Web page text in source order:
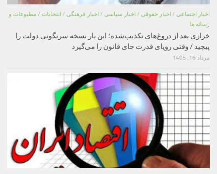
اخبار اجتماعی / اخبار حقوقی / اخبار سیاسی / اخبار فرهنگی / انتخابات / مطبوعات و
رسانه ها
خرازی بعد از دروغ‌های تکذیب‌شده؛ این بار نسخه سرنگونی دولت را
پیچید / وقتی رویای قدرت جای قانون را می‌گیرد
مرداد 16, 1405